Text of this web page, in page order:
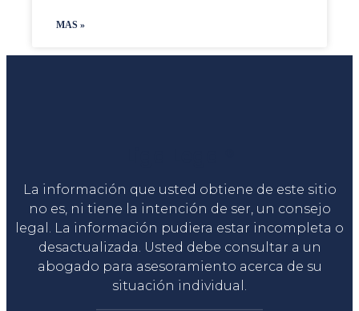
MAS »
La información que usted obtiene de este sitio
no es, ni tiene la intención de ser, un consejo
legal. La información pudiera estar incompleta o
desactualizada. Usted debe consultar a un
abogado para asesoramiento acerca de su
situación individual.